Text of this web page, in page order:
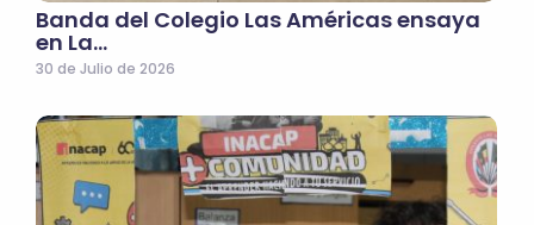
Banda del Colegio Las Américas ensaya
en La…
30 de Julio de 2026